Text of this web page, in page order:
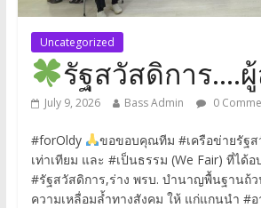
Uncategorized
รัฐสวัสดิการ….
July 9, 2026 Bass Admin 0
#forOldy
ขอขอบคุณทีม #เครือข่ายรัฐส
เท่าเทียม และ #เป็นธรรม (We Fair) ที่ได้อ
#รัฐสวัสดิการ,ร่าง พรบ. บำนาญพื้นฐานถ้
ความเหลื่อมล้ำทางสังคม ให้ แก่แกนนำ #